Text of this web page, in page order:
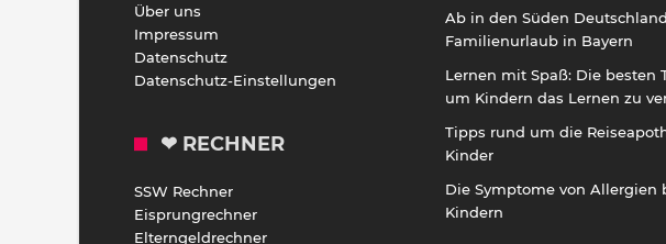
Über uns
Impressum
Datenschutz
Datenschutz-Einstellungen
❤ RECHNER
SSW Rechner
Eisprungrechner
Elterngeldrechner
Ab in den Süden
Familienurlaub in Bayern
Lernen mit Spaß: Die besten
um Kindern das Lernen zu
Tipps rund um die
Kinder
Die Symptome von Allergien
Kindern